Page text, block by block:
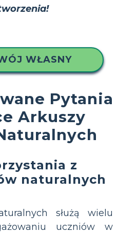
WŁASNY
Pytania
Arkuszy
z
naturalnych
służą wielu
uczniów w